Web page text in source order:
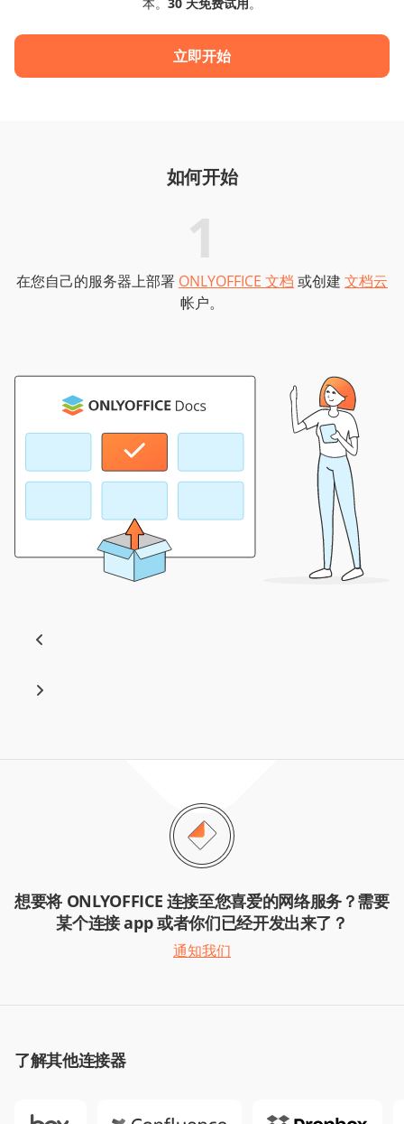
立即开始
如何开始
1
在您自己的服务器上部署 ONLYOFFICE 文档 或创建 文档云
帐户。
想要将 ONLYOFFICE 连接至您喜爱的网络服务？需要
某个连接 app 或者你们已经开发出来了？
通知我们
了解其他连接器